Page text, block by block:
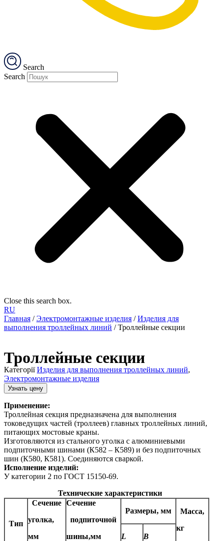
Search
Search
Close this search box.
RU
Главная /Электромонтажные изделия /Изделия для
выполнения троллейных линий / Троллейные секции
Троллейные секции
Категорії Изделия для выполнения троллейных линий,
Электромонтажные изделия
Узнать цену
Применение:
Троллейная секция предназначена для выполнения
токоведущих частей (троллеев) главных троллейных линий,
питающих мостовые краны.
Изготовляются из стального уголка с алюминиевыми
подпиточными шинами (К582 – К589) и без подпиточных
шин (К580, К581). Соединяются сваркой.
Исполнение изделий:
У категории 2 по ГОСТ 15150-69.
Технические характеристики
Tип
Сечение
уголка,
мм
Сечение
подпиточной
шины,мм
Размеры, мм
Масса,
кг
L
B